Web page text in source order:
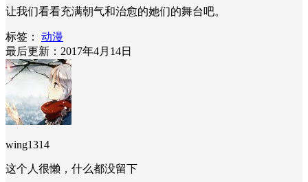
让我们看看充满朝气和治愈的她们的舞台吧。
标签：
动漫
最后更新：2017年4月14日
wing1314
这个人很懒，什么都没留下